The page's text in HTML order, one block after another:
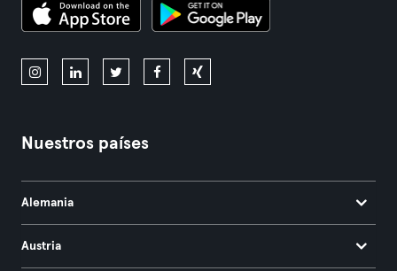
Nuestros países
Alemania
Austria